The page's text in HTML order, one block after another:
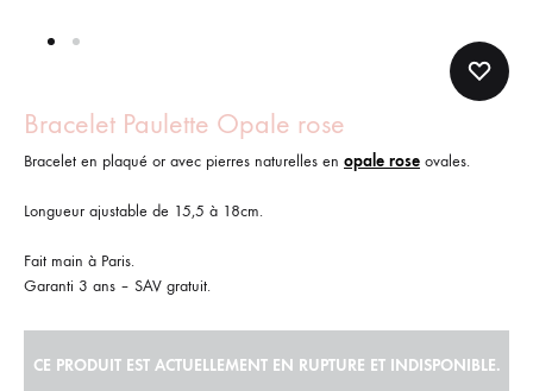
Bracelet Paulette Opale rose
Bracelet en plaqué or avec pierres naturelles en opale rose ovales.
Longueur ajustable de 15,5 à 18cm.
Fait main à Paris.
Garanti 3 ans – SAV gratuit.
CE PRODUIT EST ACTUELLEMENT EN RUPTURE ET INDISPONIBLE.